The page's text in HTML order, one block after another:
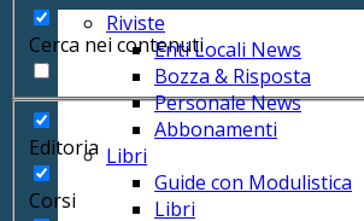
Riviste
Enti Locali News
Bozza & Risposta
Personale News
Abbonamenti
Libri
Guide con Modulistica
Libri
Cerca nei contenuti
Editoria
Corsi